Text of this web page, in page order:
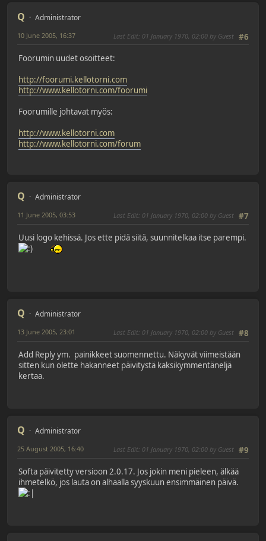
Q Administrator
#6
10 June 2005, 16:37 Last Edit: 01 January 1970, 02:00 by Guest
Foorumin uudet osoitteet:
http://foorumi.kellotorni.com
http://www.kellotorni.com/foorumi
Foorumille johtavat myös:
http://www.kellotorni.com
http://www.kellotorni.com/forum
Q Administrator
#7
11 June 2005, 03:53 Last Edit: 01 January 1970, 02:00 by Guest
Uusi logo kehissä. Jos ette pidä siitä, suunnitelkaa itse parempi.
Q Administrator
#8
13 June 2005, 23:01 Last Edit: 01 January 1970, 02:00 by Guest
Add Reply ym. painikkeet suomennettu. Näkyvät viimeistään
sitten kun olette hakanneet päivitystä kaksikymmentäneljä
kertaa.
Q Administrator
#9
25 August 2005, 16:40 Last Edit: 01 January 1970, 02:00 by Guest
Softa päivitetty versioon 2.0.17. Jos jokin meni pieleen, älkää
ihmetelkö, jos lauta on alhaalla syyskuun ensimmäinen päivä.